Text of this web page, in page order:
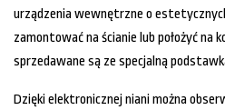
urządzenia wewnętrzne o
zamontować na ścianie lub położyć na
sprzedawane są ze specjalną
Dzięki elektronicznej niani można